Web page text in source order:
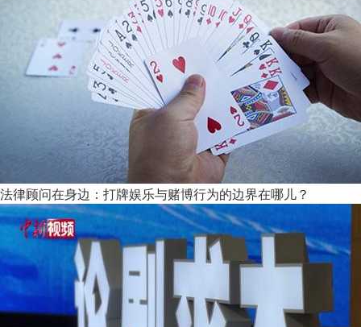
法律顾问在身边：打牌娱乐与赌博行为的边界在哪儿？